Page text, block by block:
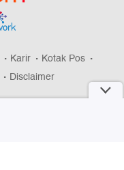
Karir
Kotak Pos
Disclaimer